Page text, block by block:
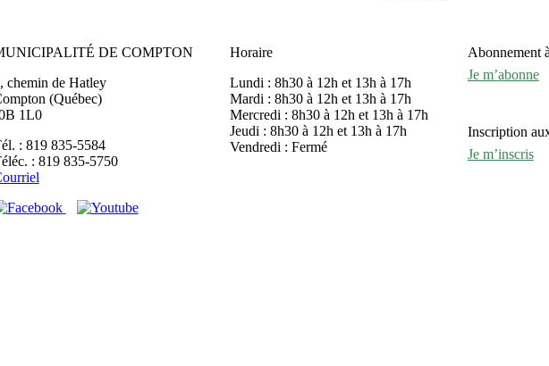
p
u
b
l
i
–
A
a
DE COMPTON
chemin de Hatley
(Québec)
1L0
: 819 835-5584
: 819 835-5750
Horaire
Lundi : 8h30 à 12h et 13h à 17h
Mardi : 8h30 à 12h et 13h à 17h
Mercredi : 8h30 à 12h et 13h à 17h
Jeudi : 8h30 à 12h et 13h à 17h
Vendredi : Fermé
Abonnement
Je m’abonne
Inscription
Je m’inscris